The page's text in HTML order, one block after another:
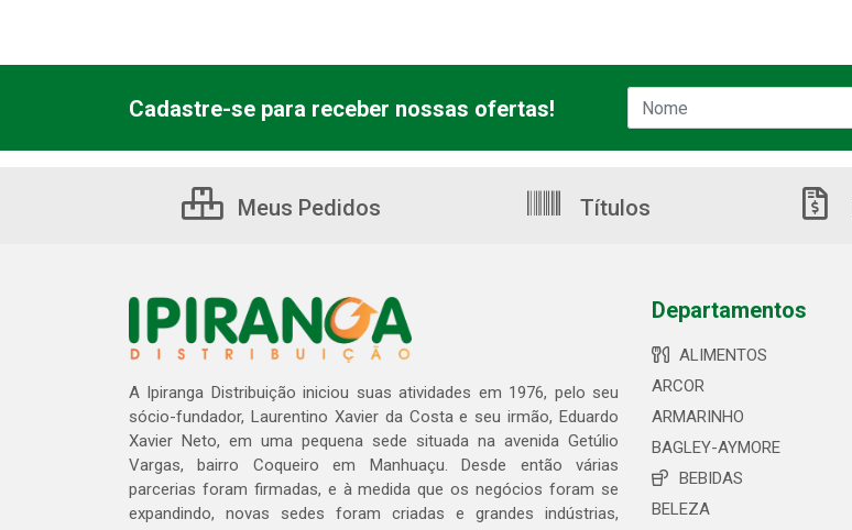
Cadastre-se para receber nossas ofertas!
Meus Pedidos Títulos
A Ipiranga Distribuição iniciou suas atividades em 1976, pelo seu
sócio-fundador, Laurentino Xavier da Costa e seu irmão, Eduardo
Xavier Neto, em uma pequena sede situada na avenida Getúlio
Vargas, bairro Coqueiro em Manhuaçu. Desde então várias
parcerias foram firmadas, e à medida que os negócios foram se
expandindo, novas sedes foram criadas e grandes indústrias,
Departamentos
ALIMENTOS
ARCOR
ARMARINHO
BAGLEY-AYMORE
BEBIDAS
BELEZA